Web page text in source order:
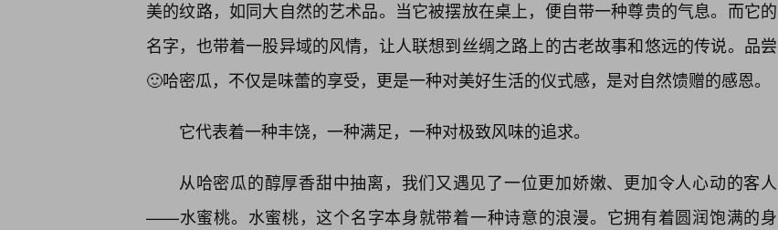
美的纹路，如同大自然的艺术品。当它被摆放在桌上，便自带一种尊贵的气息。而它的
名字，也带着一股异域的风情，让人联想到丝绸之路上的古老故事和悠远的传说。品尝
🙂哈密瓜，不仅是味蕾的享受，更是一种对美好生活的仪式感，是对自然馈赠的感恩。
它代表着一种丰饶，一种满足，一种对极致风味的追求。
从哈密瓜的醇厚香甜中抽离，我们又遇见了一位更加娇嫩、更加令人心动的客人
——水蜜桃。水蜜桃，这个名字本身就带着一种诗意的浪漫。它拥有着圆润饱满的身